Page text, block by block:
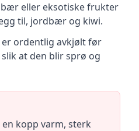
eller eksotiske frukter
til, jordbær og kiwi.
er ordentlig avkjølt før
at den blir sprø og
kopp varm, sterk